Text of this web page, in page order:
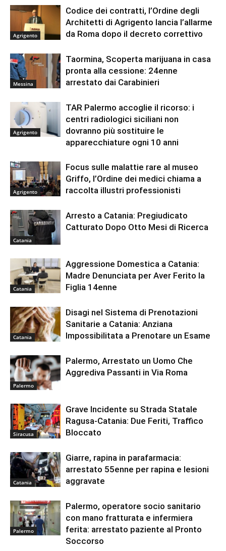
Agrigento
Codice dei contratti, l’Ordine degli
Architetti di Agrigento lancia l’allarme
da Roma dopo il decreto correttivo
Messina
Taormina, Scoperta marijuana in casa
pronta alla cessione: 24enne
arrestato dai Carabinieri
Agrigento
TAR Palermo accoglie il ricorso: i
centri radiologici siciliani non
dovranno più sostituire le
apparecchiature ogni 10 anni
Agrigento
Focus sulle malattie rare al museo
Griffo, l’Ordine dei medici chiama a
raccolta illustri professionisti
Catania
Arresto a Catania: Pregiudicato
Catturato Dopo Otto Mesi di Ricerca
Catania
Aggressione Domestica a Catania:
Madre Denunciata per Aver Ferito la
Figlia 14enne
Catania
Disagi nel Sistema di Prenotazioni
Sanitarie a Catania: Anziana
Impossibilitata a Prenotare un Esame
Palermo
Palermo, Arrestato un Uomo Che
Aggrediva Passanti in Via Roma
Siracusa
Grave Incidente su Strada Statale
Ragusa-Catania: Due Feriti, Traffico
Bloccato
Catania
Giarre, rapina in parafarmacia:
arrestato 55enne per rapina e lesioni
aggravate
Palermo
Palermo, operatore socio sanitario
con mano fratturata e infermiera
ferita: arrestato paziente al Pronto
Soccorso